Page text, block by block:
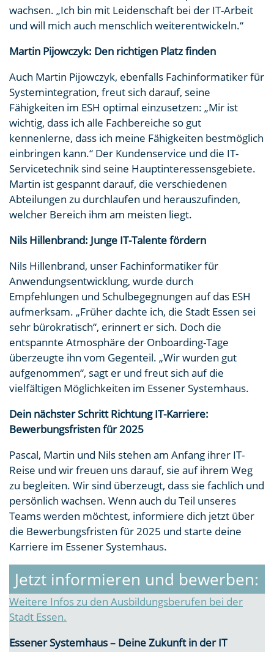
wachsen. „Ich bin mit Leidenschaft bei der IT-Arbeit
und will mich auch menschlich weiterentwickeln.“
Martin Pijowczyk: Den richtigen Platz finden
Auch Martin Pijowczyk, ebenfalls Fachinformatiker für
Systemintegration, freut sich darauf, seine
Fähigkeiten im ESH optimal einzusetzen: „Mir ist
wichtig, dass ich alle Fachbereiche so gut
kennenlerne, dass ich meine Fähigkeiten bestmöglich
einbringen kann.“ Der Kundenservice und die IT-
Servicetechnik sind seine Hauptinteressensgebiete.
Martin ist gespannt darauf, die verschiedenen
Abteilungen zu durchlaufen und herauszufinden,
welcher Bereich ihm am meisten liegt.
Nils Hillenbrand: Junge IT-Talente fördern
Nils Hillenbrand, unser Fachinformatiker für
Anwendungsentwicklung, wurde durch
Empfehlungen und Schulbegegnungen auf das ESH
aufmerksam. „Früher dachte ich, die Stadt Essen sei
sehr bürokratisch“, erinnert er sich. Doch die
entspannte Atmosphäre der Onboarding-Tage
überzeugte ihn vom Gegenteil. „Wir wurden gut
aufgenommen“, sagt er und freut sich auf die
vielfältigen Möglichkeiten im Essener Systemhaus.
Dein nächster Schritt Richtung IT-Karriere:
Bewerbungsfristen für 2025
Pascal, Martin und Nils stehen am Anfang ihrer IT-
Reise und wir freuen uns darauf, sie auf ihrem Weg
zu begleiten. Wir sind überzeugt, dass sie fachlich und
persönlich wachsen. Wenn auch du Teil unseres
Teams werden möchtest, informiere dich jetzt über
die Bewerbungsfristen für 2025 und starte deine
Karriere im Essener Systemhaus.
Jetzt informieren und bewerben:
Weitere Infos zu den Ausbildungsberufen bei der
Stadt Essen.
Essener Systemhaus – Deine Zukunft in der IT